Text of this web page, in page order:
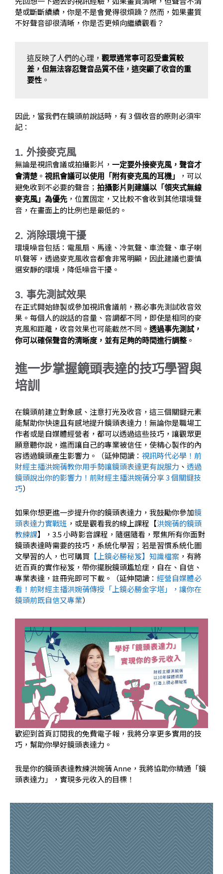
楚或斷斷續續，你是不是會覺得很煩躁？然而，如果畫質
不好聲音卻很清晰，你是否更傾向繼續觀看？
這反映了人們的心理， 觀眾通常寧可忍受畫質較
差，但無法容忍聲音品質不佳，這突顯了收音的重
要性 。
因此，當我們在鏡頭前說話時，有 3 個收音的原則必須牢
記：
1. 外接麥克風
無論是視訊會議或拍攝影片， 一定要外接麥克風，聲音才
會清楚 。 視訊會議可以使用「附有麥克風的耳機」
，可以
避免收到不必要的聲音； 拍攝影片則建議以「領夾式無線
麥克風」為優先 ，位置固定，又比較不會收到其他環境聲
音，在畫面上的比例也是最低的。
2. 消除環境干擾
環境噪音包括：電風扇、馬達、冷氣聲、車流聲、車子喇
叭聲等，透過麥克風收音都會非常明顯，因此建議也要慎
選安靜的環境，降低噪音干擾。
3. 事先測試效果
在正式開始錄製或參加視訊會議前，務必事先測試收音效
果。每個人的說話的音量、音調都不同，即使是相同的麥
克風和距離，收音效果也可能截然不同。 透過事先測試，
你可以確保聲音的清晰度，並有足夠的時間進行調整 。
進一步掌握鏡頭表達的技巧學習與
培訓
在鏡頭前建立對象感、注意打光及收音，這三個關鍵元素
能幫助你快速且有感地提升鏡頭表達力！無論你是職場工
作者或是自媒體經營者，都可以透過這些技巧，讓觀眾更
願意聽你說，進而讓自己的專業被信任，使精心製作的內
容透過鏡頭產生影響力。（延伸閱讀： 視訊時代必學！前
財經主播洪婉蒨教你用手勢讓鏡頭表達更有說服力 、 透過
鏡頭說出你的影響力！前財經主播洪婉蒨分享 3 個關鍵技
巧）
如果你想更進一步提升你的鏡頭表達力，我鼓勵你參加鏡
頭表達力實戰班 ，或是觀看我的線上課程【洪婉蒨的鏡頭
教練課】，3.5 小時影音課程，隨選隨看，聚焦所有你面對
鏡頭表達時需要的技巧，系統化學習；若是習慣系統化圖
文學習的人，也可購買 【上鏡必勝秘笈】知識檔案 ，有將
近百頁的實作秘笈，帶你擺脫鏡頭尷尬症，自在、自信、
專業表達，註冊完即可下載。（延伸閱讀： 經營自媒體必
看！前財經主播洪婉蒨傳授「上鏡必勝金字塔」，讓你在
鏡頭前既自信又專業）
歡迎到首頁訂閱我的免費電子報，我將分享更多實用的技
巧，幫助你學好鏡頭表達力。
我是你的鏡頭表達教練洪婉蒨 Anne，我將協助你精通「鏡
頭表達力」，實現多元收入的目標！